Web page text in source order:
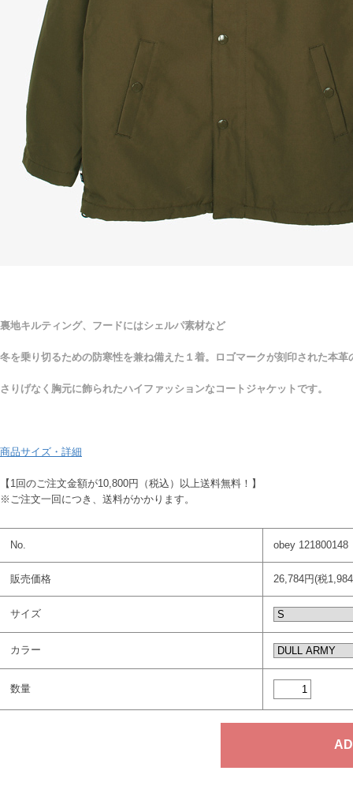
裏地キルティング、フードにはシェルパ素材など
冬を乗り切るための防寒性を兼ね備えた１着。ロゴマークが刻印された本革
さりげなく胸元に飾られたハイファッションなコートジャケットです。
商品サイズ・詳細
【1回のご注文金額が10,800円（税込）以上送料無料！】
※ご注文一回につき、送料がかかります。
No. obey 121800148
販売価格 26,784円(税
サイズ
カラー
数量